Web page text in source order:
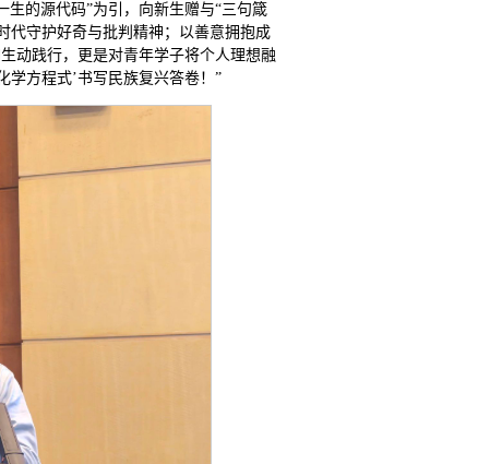
的源代码”为引，向新生赠与“三句箴
代守护好奇与批判精神；以善意拥抱成
动践行，更是对青年学子将个人理想融
学方程式’书写民族复兴答卷！”